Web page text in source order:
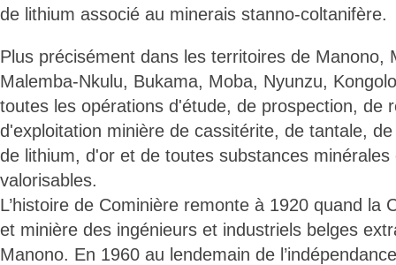
de lithium associé au minerais stanno-coltanifère.
Plus précisément dans les territoires de Manono,
Malemba-Nkulu, Bukama, Moba, Nyunzu,
toutes les opérations d'étude, de prospection, de
d'exploitation minière de cassitérite, de tantale,
de lithium, d'or et de toutes substances minérales
valorisables.
L’histoire de Cominière remonte à 1920 quand la
et minière des ingénieurs et industriels belges
Manono. En 1960 au lendemain de